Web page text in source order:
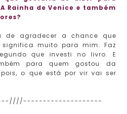
Rainha de Venice e também
de agradecer a chance que
muito para mim. Faz
que investi no livro. E
para quem gostou da
o que está por vir vai ser